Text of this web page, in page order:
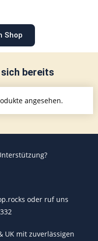
Shop
bereits
angesehen.
oder ruf uns
UK mit zuverlässigen